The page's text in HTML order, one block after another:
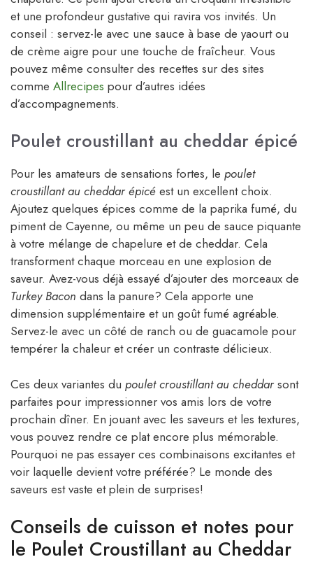
et une profondeur gustative qui ravira vos invités. Un
conseil : servez-le avec une sauce à base de yaourt ou
de crème aigre pour une touche de fraîcheur. Vous
pouvez même consulter des recettes sur des sites
comme Allrecipes pour d’autres idées
d’accompagnements.
Poulet croustillant au cheddar épicé
Pour les amateurs de sensations fortes, le poulet
croustillant au cheddar épicé est un excellent choix.
Ajoutez quelques épices comme de la paprika fumé, du
piment de Cayenne, ou même un peu de sauce piquante
à votre mélange de chapelure et de cheddar. Cela
transforment chaque morceau en une explosion de
saveur. Avez-vous déjà essayé d’ajouter des morceaux de
Turkey Bacon dans la panure? Cela apporte une
dimension supplémentaire et un goût fumé agréable.
Servez-le avec un côté de ranch ou de guacamole pour
tempérer la chaleur et créer un contraste délicieux.
Ces deux variantes du poulet croustillant au cheddarsont
parfaites pour impressionner vos amis lors de votre
prochain dîner. En jouant avec les saveurs et les textures,
vous pouvez rendre ce plat encore plus mémorable.
Pourquoi ne pas essayer ces combinaisons excitantes et
voir laquelle devient votre préférée? Le monde des
saveurs est vaste et plein de surprises!
Conseils de cuisson et notes pour
le Poulet Croustillant au Cheddar